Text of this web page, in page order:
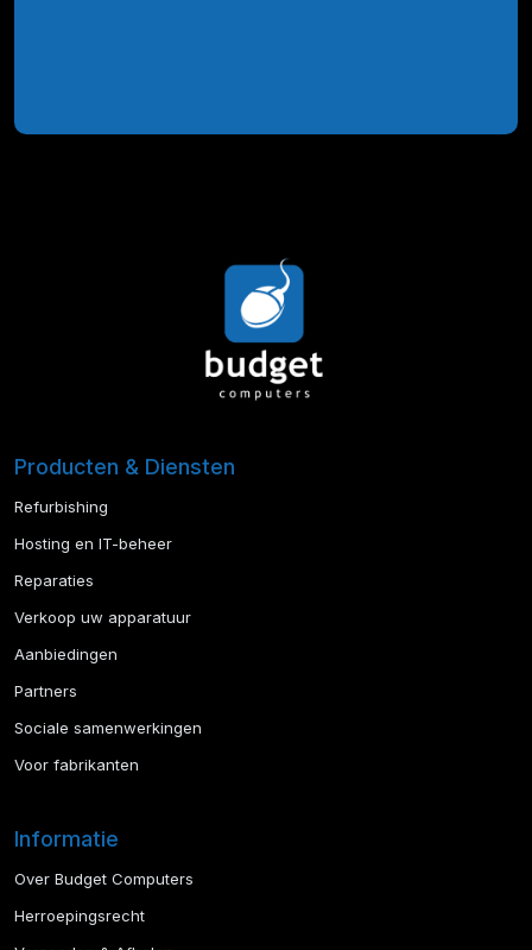
Producten & Diensten
Refurbishing
Hosting en IT-beheer
Reparaties
Verkoop uw apparatuur
Aanbiedingen
Partners
Sociale samenwerkingen
Voor fabrikanten
Informatie
Over Budget Computers
Herroepingsrecht